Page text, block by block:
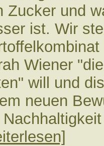
Zucker und
ist. Wir
Wiener
will und
neuen